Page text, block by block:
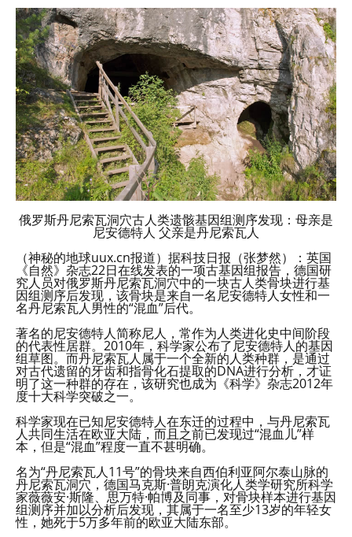
俄罗斯丹尼索瓦洞穴古人类遗骸基因组测序发现：母亲是
尼安德特人 父亲是丹尼索瓦人
（神秘的地球uux.cn报道）据科技日报（张梦然）：英国
《自然》杂志22日在线发表的一项古基因组报告，德国研
究人员对俄罗斯丹尼索瓦洞穴中的一块古人类骨块进行基
因组测序后发现，该骨块是来自一名尼安德特人女性和一
名丹尼索瓦人男性的“混血”后代。
著名的尼安德特人简称尼人，常作为人类进化史中间阶段
的代表性居群。2010年，科学家公布了尼安德特人的基因
组草图。而丹尼索瓦人属于一个全新的人类种群，是通过
对古代遗留的牙齿和指骨化石提取的DNA进行分析，才证
明了这一种群的存在，该研究也成为《科学》杂志2012年
度十大科学突破之一。
科学家现在已知尼安德特人在东迁的过程中，与丹尼索瓦
人共同生活在欧亚大陆，而且之前已发现过“混血儿”样
本，但是“混血”程度一直不甚明确。
名为“丹尼索瓦人11号”的骨块来自西伯利亚阿尔泰山脉的
丹尼索瓦洞穴，德国马克斯·普朗克演化人类学研究所科学
家薇薇安·斯隆、思万特·帕博及同事，对骨块样本进行基因
组测序并加以分析后发现，其属于一名至少13岁的年轻女
性，她死于5万多年前的欧亚大陆东部。